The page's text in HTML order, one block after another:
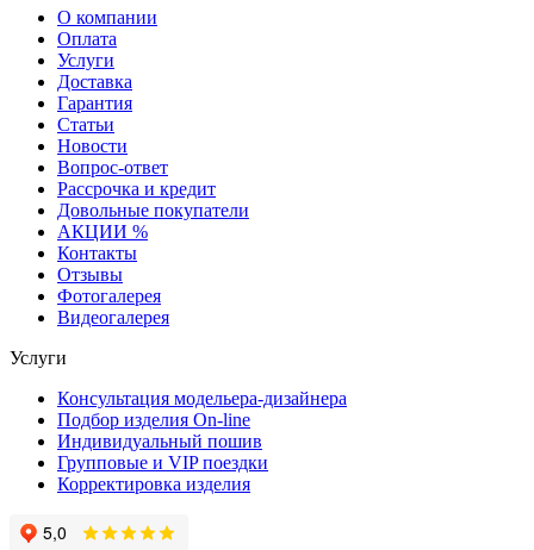
О компании
Оплата
Услуги
Доставка
Гарантия
Статьи
Новости
Вопрос-ответ
Рассрочка и кредит
Довольные покупатели
АКЦИИ %
Контакты
Отзывы
Фотогалерея
Видеогалерея
Услуги
Консультация модельера-дизайнера
Подбор изделия On-line
Индивидуальный пошив
Групповые и VIP поездки
Корректировка изделия